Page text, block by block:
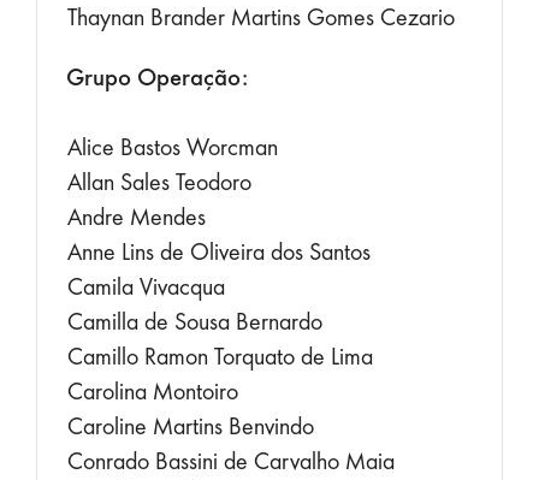
Thaynan Brander Martins Gomes Cezario
Grupo Operação:
Alice Bastos Worcman
Allan Sales Teodoro
Andre Mendes
Anne Lins de Oliveira dos Santos
Camila Vivacqua
Camilla de Sousa Bernardo
Camillo Ramon Torquato de Lima
Carolina Montoiro
Caroline Martins Benvindo
Conrado Bassini de Carvalho Maia